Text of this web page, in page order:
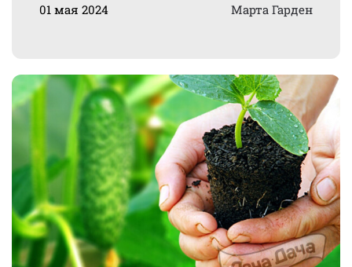
01 мая 2024 Марта Гарден